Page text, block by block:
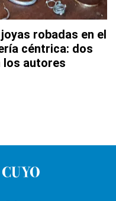
robadas en el
céntrica: dos
los autores